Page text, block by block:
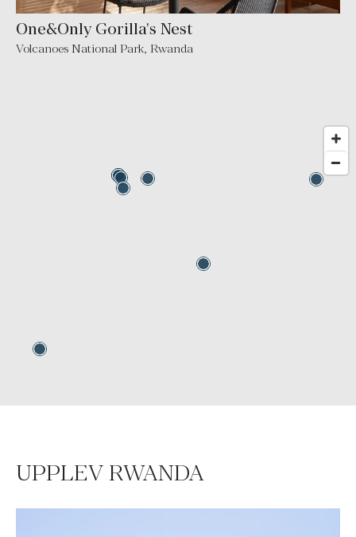
One&Only Gorilla's Nest
Volcanoes National Park, Rwanda
UPPLEV RWANDA